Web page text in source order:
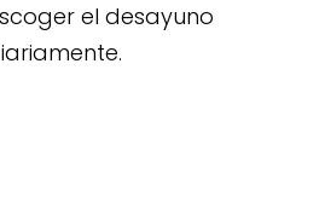
el desayuno